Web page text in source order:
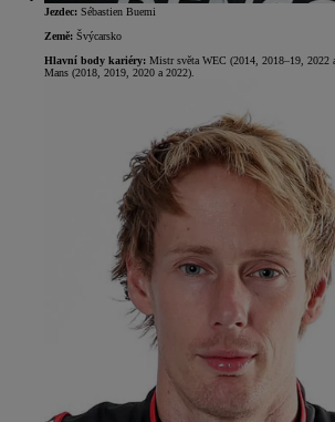
Jezdec: Sébastien Buemi
Země: Švýcarsko
Hlavní body kariéry: Mistr světa WEC (2014, 2018–19, 2022
Mans (2018, 2019, 2020 a 2022).